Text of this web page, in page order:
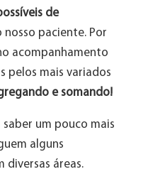
de
nosso paciente. Por
acompanhamento
pelos mais variados
e somando!
um pouco mais
alguns
diversas áreas.